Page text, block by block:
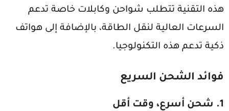
هذه التقنية تتطلب شواحن وكابلات خاصة تدعم
السرعات العالية لنقل الطاقة، بالإضافة إلى هواتف
ذكية تدعم هذه التكنولوجيا.
فوائد الشحن السريع
1.
شحن أسرع، وقت أقل